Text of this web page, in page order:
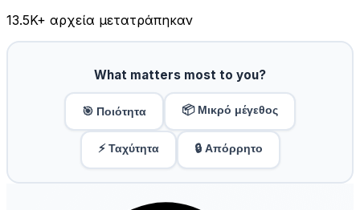
13.5K+ αρχεία μετατράπηκαν
What matters most to you?
🎯 Ποιότητα 📦 Μικρό μέγεθος
⚡ Ταχύτητα 🔒 Απόρρητο